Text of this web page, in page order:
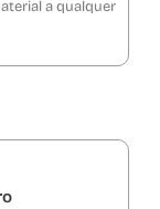
a qualquer